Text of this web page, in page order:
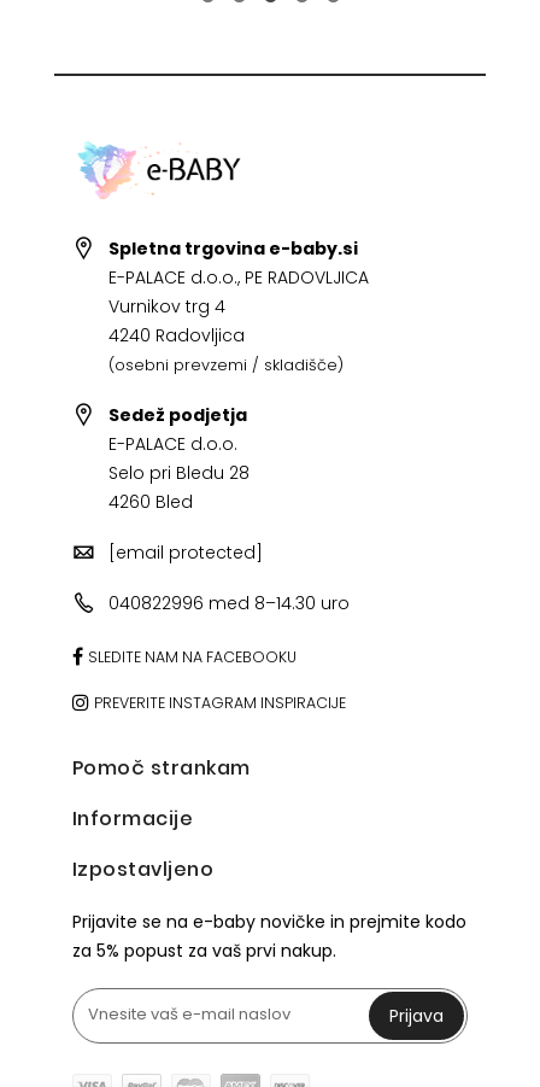
Spletna trgovina e-baby.si
E-PALACE d.o.o., PE RADOVLJICA
Vurnikov trg 4
4240 Radovljica
(osebni prevzemi / skladišče)
Sedež podjetja
E-PALACE d.o.o.
Selo pri Bledu 28
4260 Bled
[email protected]
040822996 med 8–14.30 uro
SLEDITE NAM NA FACEBOOKU
PREVERITE INSTAGRAM INSPIRACIJE
Pomoč strankam
Informacije
Izpostavljeno
Prijavite se na e-baby novičke in prejmite kodo
za 5% popust za vaš prvi nakup.
Prijava